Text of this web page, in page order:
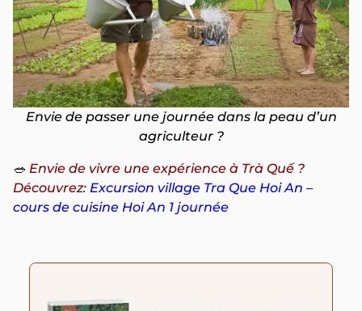
Envie de passer une journée dans la peau d’un
agriculteur ?
🥗 Envie de vivre une expérience à Trà Quế ?
Découvrez: Excursion village Tra Que Hoi An –
cours de cuisine Hoi An 1 journée